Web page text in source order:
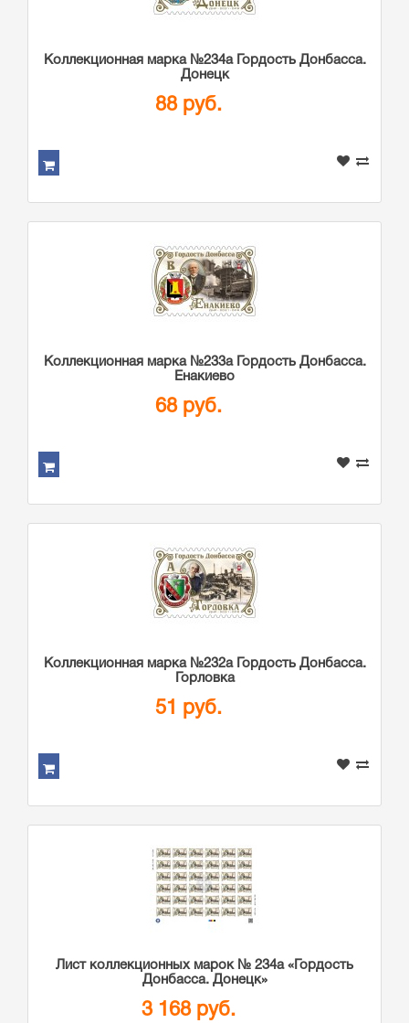
Коллекционная марка №234а Гордость Донбасса.
Донецк
88 руб.
Коллекционная марка №233а Гордость Донбасса.
Енакиево
68 руб.
Коллекционная марка №232а Гордость Донбасса.
Горловка
51 руб.
Лист коллекционных марок № 234а «Гордость
Донбасса. Донецк»
3 168 руб.